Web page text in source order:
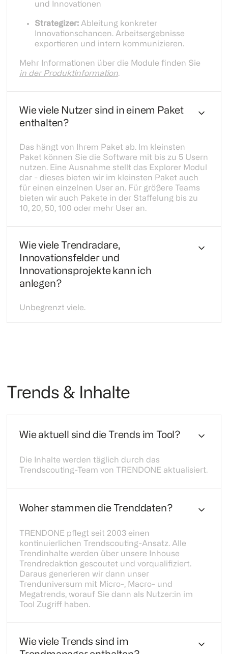
und Innovationen
Strategizer:Ableitung konkreter
Innovationschancen. Arbeitsergebnisse
exportieren und intern kommunizieren.
Mehr Informationen über die Module finden Sie
in der Produktinformation.
Wie viele Nutzer sind in einem Paket
enthalten?
Das hängt von Ihrem Paket ab. Im kleinsten
Paket können Sie die Software mit bis zu 5 Usern
nutzen. Eine Ausnahme stellt das Explorer Modul
dar - dieses bieten wir im kleinsten Paket auch
für einen einzelnen User an. Für größere Teams
bieten wir auch Pakete in der Staffelung bis zu
10, 20, 50, 100 oder mehr User an.
Wie viele Trendradare,
Innovationsfelder und
Innovationsprojekte kann ich
anlegen?
Unbegrenzt viele.
Trends & Inhalte
Wie aktuell sind die Trends im Tool?
Die Inhalte werden täglich durch das
Trendscouting-Team von TRENDONE aktualisiert.
Woher stammen die Trenddaten?
TRENDONE pflegt seit 2003 einen
kontinuierlichen Trendscouting-Ansatz. Alle
Trendinhalte werden über unsere Inhouse
Trendredaktion gescoutet und vorqualifiziert.
Daraus generieren wir dann unser
Trenduniversum mit Micro-, Macro- und
Megatrends, worauf Sie dann als Nutzer:in im
Tool Zugriff haben.
Wie viele Trends sind im